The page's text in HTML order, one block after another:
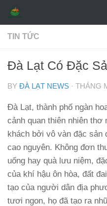
Skip to content
TIN TỨC
Đà Lạt Có Đặc
BY ĐÀ LẠT NEWS · THÁNG
Đà Lạt, thành phố ngàn
cảnh quan thiên nhiên thơ
khách bởi vô vàn đặc sản
cao nguyên. Không đơn
uống hay quà lưu niệm,
của khí hậu ôn hòa, đất
tạo của người dân địa
tươi ngon, họ đã tạo ra